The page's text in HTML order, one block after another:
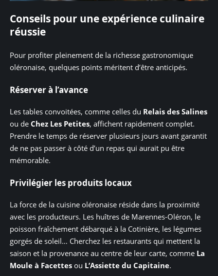
Conseils pour une expérience culinaire
réussie
Pour profiter pleinement de la richesse gastronomique
oléronaise, quelques points méritent d’être anticipés.
Réserver à l’avance
Les tables convoitées, comme celles du Relais des Salines
ou de Chez Les Petites, affichent rapidement complet.
Prendre le temps de réserver plusieurs jours avant garantit
de ne pas passer à côté d’un repas qui aurait pu être
mémorable.
Privilégier les produits locaux
La force de la cuisine oléronaise réside dans la proximité
avec les producteurs. Les huîtres de Marennes-Oléron, le
poisson fraîchement débarqué à la Cotinière, les légumes
gorgés de soleil… Cherchez les restaurants qui mettent la
saison et la provenance au centre de leur carte, comme La
Moule à Facettes ou L’Assiette du Capitaine.